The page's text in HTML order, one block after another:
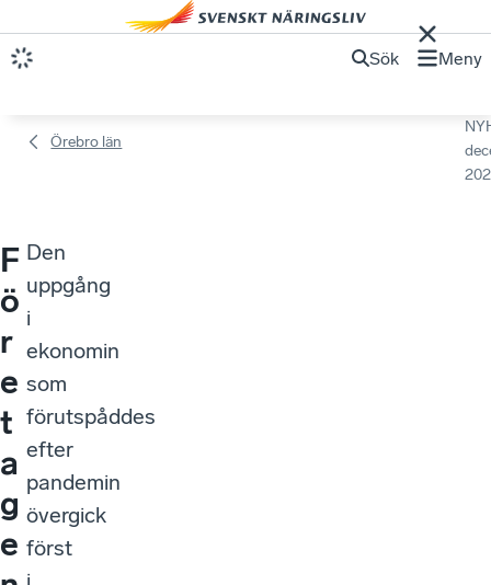
Sök Meny
Örebro län
F
ö
r
e
t
a
g
e
Den
uppgång
i
ekonomin
som
förutspåddes
efter
pandemin
övergick
först